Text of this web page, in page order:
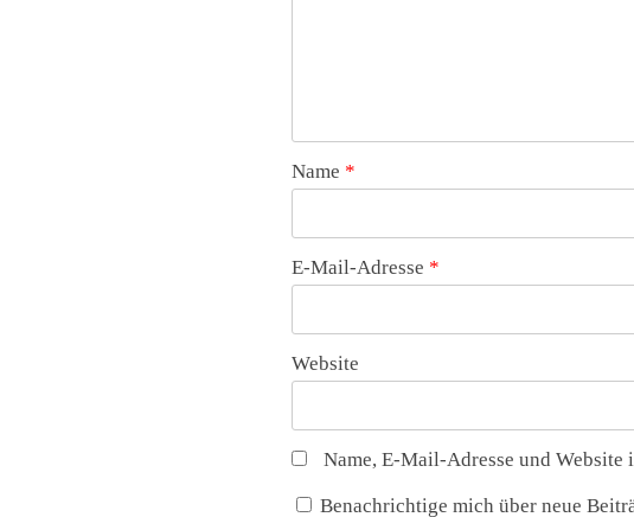
Name *
E-Mail-Adresse *
Website
Name, E-Mail-Adresse und Website
Benachrichtige mich über neue